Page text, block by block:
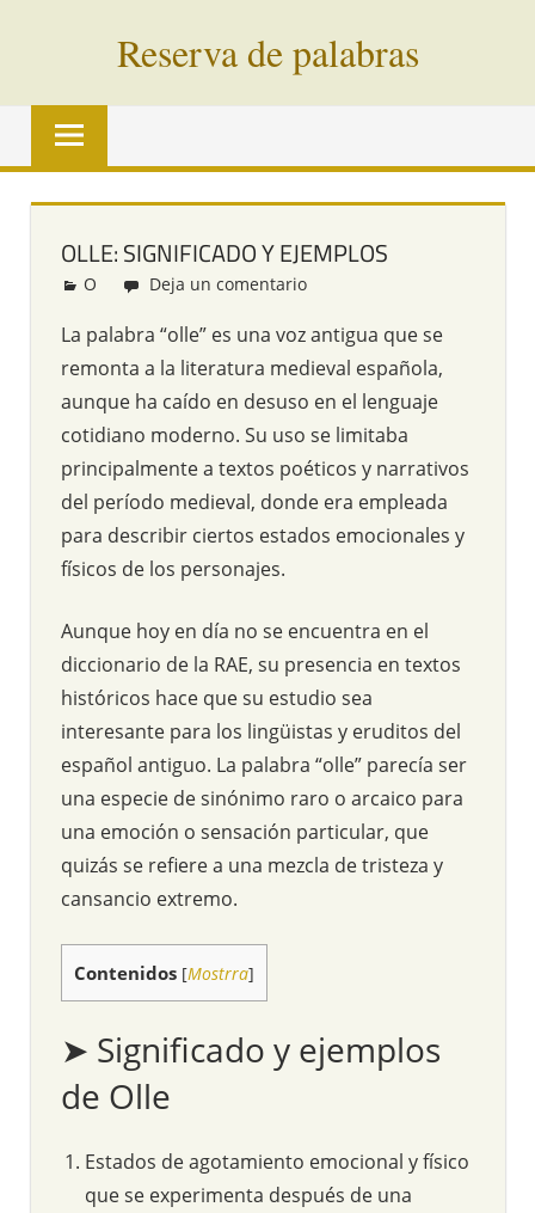
Reserva de palabras
Palabras
vías
todo
mundo
OLLE: SIGNIFICADO Y EJEMPLOS
Redacción
O Deja un comentario
La palabra “olle” es una voz antigua que se
remonta a la literatura medieval española,
aunque ha caído en desuso en el lenguaje
cotidiano moderno. Su uso se limitaba
principalmente a textos poéticos y narrativos
del período medieval, donde era empleada
para describir ciertos estados emocionales y
físicos de los personajes.
Aunque hoy en día no se encuentra en el
diccionario de la RAE, su presencia en textos
históricos hace que su estudio sea
interesante para los lingüistas y eruditos del
español antiguo. La palabra “olle” parecía ser
una especie de sinónimo raro o arcaico para
una emoción o sensación particular, que
quizás se refiere a una mezcla de tristeza y
cansancio extremo.
Contenidos [Mostrra]
➤ Significado y ejemplos
de Olle
Estados de agotamiento emocional y físico
que se experimenta después de una